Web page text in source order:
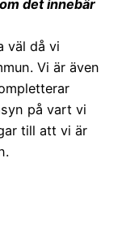
det innebär
väl då vi
Vi är även
på vart vi
till att vi är